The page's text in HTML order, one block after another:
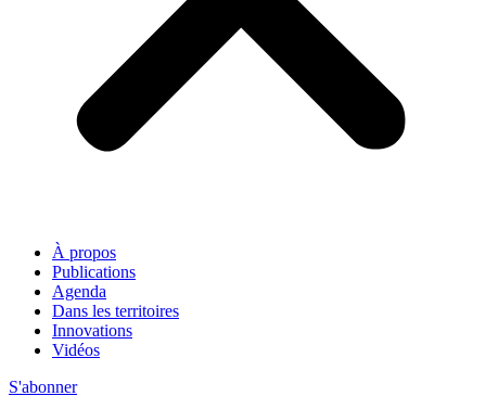
À propos
Publications
Agenda
Dans les territoires
Innovations
Vidéos
S'abonner